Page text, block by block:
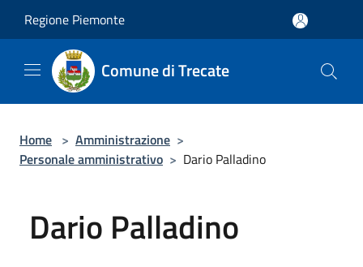
Regione Piemonte
Comune di Trecate
Home > Amministrazione >
Personale amministrativo > Dario Palladino
Dario Palladino